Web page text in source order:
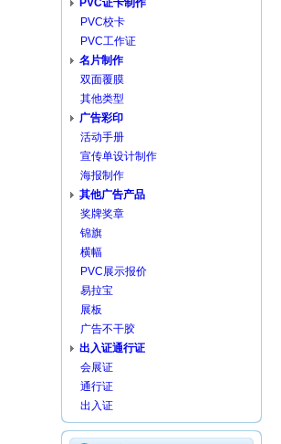
PVC证卡制作
PVC校卡
PVC工作证
名片制作
双面覆膜
其他类型
广告彩印
活动手册
宣传单设计制作
海报制作
其他广告产品
奖牌奖章
锦旗
横幅
PVC展示报价
易拉宝
展板
广告不干胶
出入证通行证
会展证
通行证
出入证